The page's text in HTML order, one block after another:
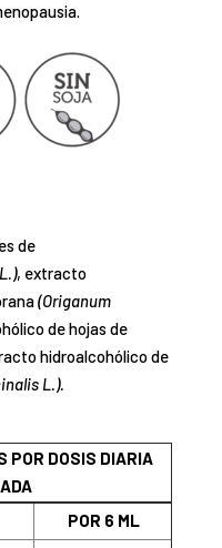
de
, extracto
(Origanum
de hojas de
hidroalcohólico de
L.).
POR DOSIS DIARIA
POR 6 ML